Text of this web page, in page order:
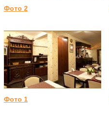
Фото 2
Фото 1